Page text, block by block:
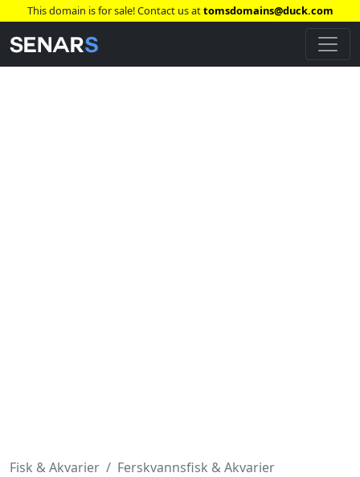
This domain is for sale! Contact us attomsdomains@duck.com
Fisk & Akvarier Ferskvannsfisk & Akvarier